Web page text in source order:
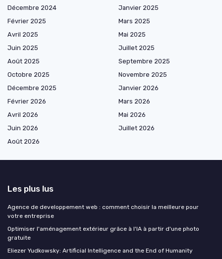
Décembre 2024
Janvier 2025
Février 2025
Mars 2025
Avril 2025
Mai 2025
Juin 2025
Juillet 2025
Août 2025
Septembre 2025
Octobre 2025
Novembre 2025
Décembre 2025
Janvier 2026
Février 2026
Mars 2026
Avril 2026
Mai 2026
Juin 2026
Juillet 2026
Août 2026
Les plus lus
Agence de developpement web : comment choisir la meilleure pour
votre entreprise
Optimiser l'aménagement extérieur grâce à l'IA à partir d'une photo
gratuite
Eliezer Yudkowsky: Artificial Intelligence and the End of Humanity